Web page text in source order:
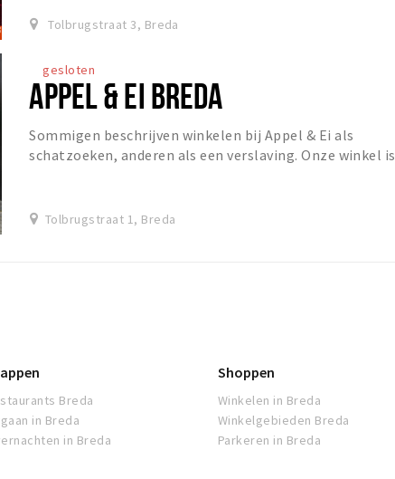
Tolbrugstraat 3, Breda
gesloten
APPEL & EI BREDA
Sommigen beschrijven winkelen bij Appel & Ei als
schatzoeken, anderen als een verslaving. Onze winkel is
Tolbrugstraat 1, Breda
Breda
in Breda
in Breda
Shoppen
Winkelen in Breda
Winkelgebieden Breda
Parkeren in Breda